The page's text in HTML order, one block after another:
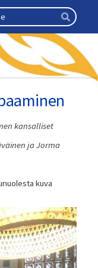
Haku
Hae
kansalliset
ja Jorma
kuva